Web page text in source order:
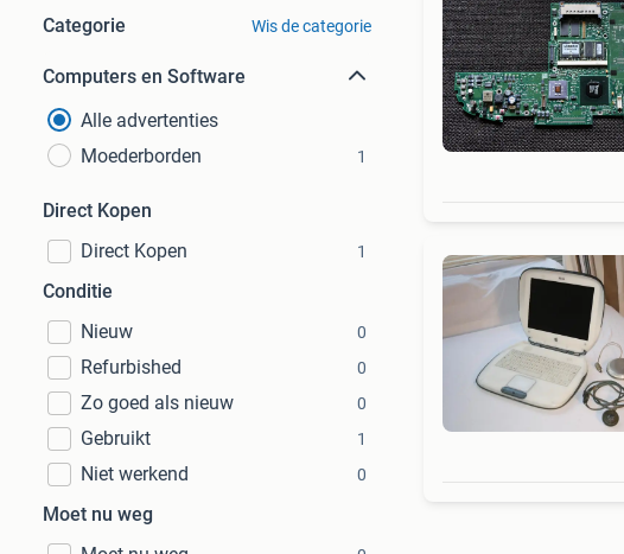
Categorie Wis de categorie
Computers en Software
Alle advertenties
Moederborden
1
Direct Kopen
Direct Kopen
1
Conditie
Nieuw
0
Refurbished 0
Zo goed als nieuw 0
Gebruikt 1
Niet werkend 0
Moet nu weg